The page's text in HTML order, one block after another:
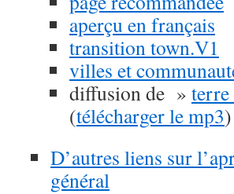
aperçu en français
transition town.V1
villes et
diffusion de » terre
(télécharger le mp3)
D’autres liens sur
général